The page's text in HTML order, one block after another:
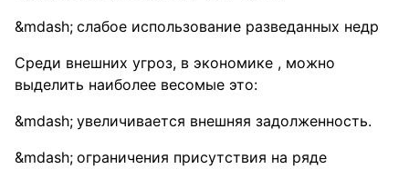
слабое использование разведанных недр
Среди внешних угроз, в экономике , можно
выделить наиболее весомые это:
увеличивается внешняя задолженность.
ограничения присутствия на ряде